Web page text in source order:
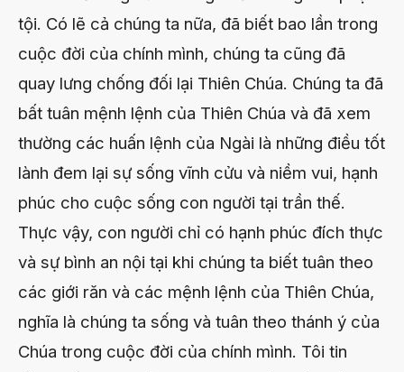
tội. Có lẽ cả chúng ta nữa, đã biết bao lần trong
cuộc đời của chính mình, chúng ta cũng đã
quay lưng chống đối lại Thiên Chúa. Chúng ta đã
bất tuân mệnh lệnh của Thiên Chúa và đã xem
thường các huấn lệnh của Ngài là những điều tốt
lành đem lại sự sống vĩnh cửu và niềm vui, hạnh
phúc cho cuộc sống con người tại trần thế.
Thực vậy, con người chỉ có hạnh phúc đích thực
và sự bình an nội tại khi chúng ta biết tuân theo
các giới răn và các mệnh lệnh của Thiên Chúa,
nghĩa là chúng ta sống và tuân theo thánh ý của
Chúa trong cuộc đời của chính mình. Tôi tin